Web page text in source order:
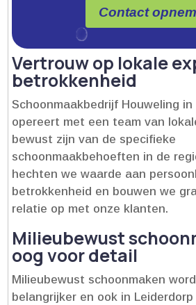
Contact
Vertrouw op lokale
betrokkenheid
Schoonmaakbedrijf Houweling in
opereert met een team van
bewust zijn van de specifieke
schoonmaakbehoeften in de
hechten we waarde aan
betrokkenheid en bouwen we
relatie op met onze klanten.​
Milieubewust
oog voor detail
Milieubewust schoonmaken
belangrijker en ook in